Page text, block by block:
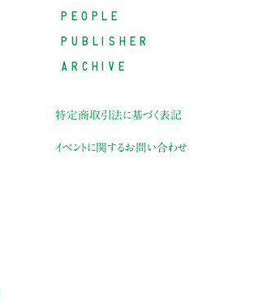
PEOPLE
PUBLISHER
ARCHIVE
特定商取引法に基づく表記
イベントに関するお問い合わせ